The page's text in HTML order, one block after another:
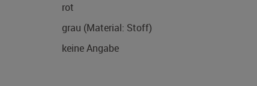
rot
grau (Material: Stoff)
keine Angabe